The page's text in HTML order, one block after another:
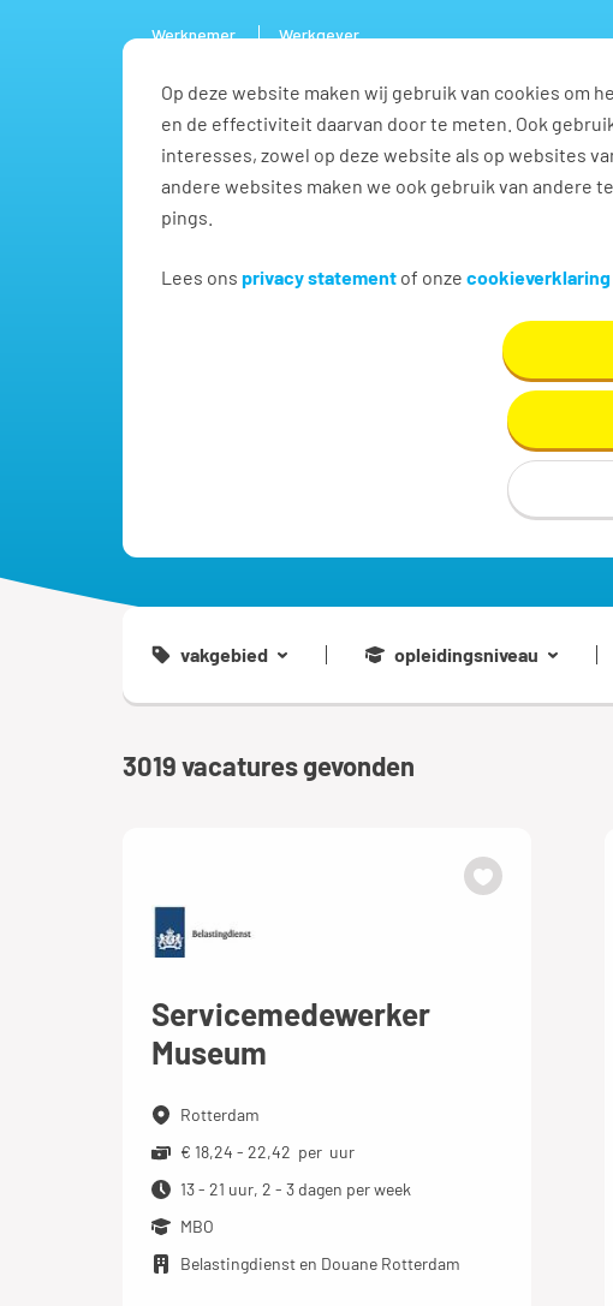
Op deze website maken wij gebruik van cookies om
en de effectiviteit daarvan door te meten. Ook
interesses, zowel op deze website als op websites
andere websites maken we ook gebruik van andere
pings.
Lees ons privacy statement of onze cookieverklaring
Werknemer Werkgever
Vacatures
Vind jouw volgende baan
vakgebied opleidingsniveau
3019vacatures gevonden
Servicemedewerker
Museum
Rotterdam
€ 18,24 - 22,42 per uur
13 - 21 uur, 2 - 3 dagen per week
MBO
Belastingdienst en Douane Rotterdam